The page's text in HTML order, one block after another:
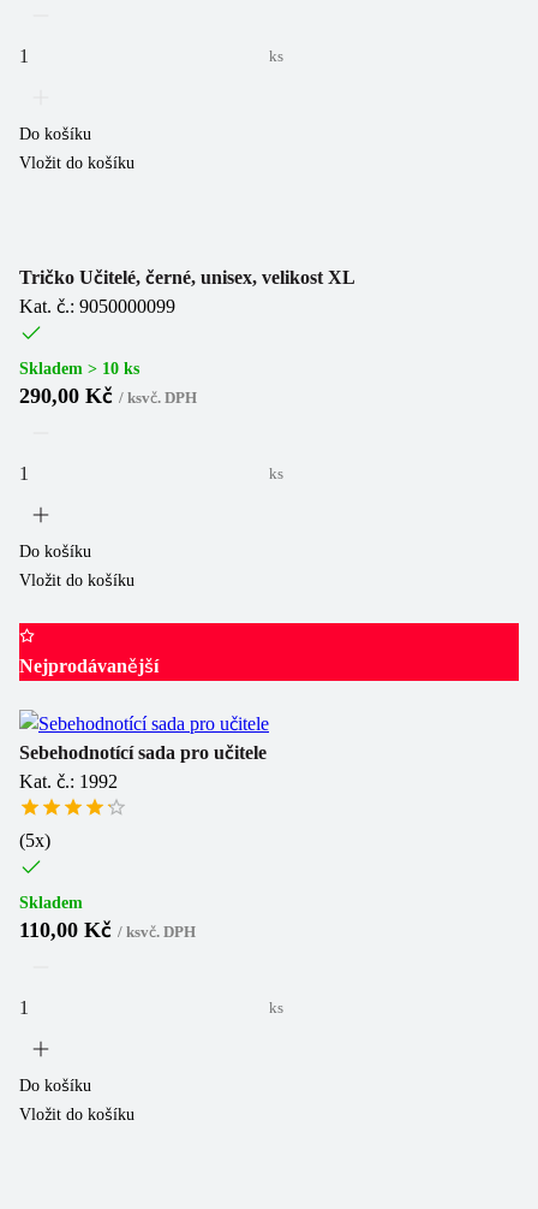
ks
Do košíku
Vložit do košíku
Tričko Učitelé, černé, unisex, velikost XL
Kat. č.: 9050000099
Skladem > 10 ks
290,00 Kč / ksvč. DPH
ks
Do košíku
Vložit do košíku
Nejprodávanější
Sebehodnotící sada pro učitele
Kat. č.: 1992
(5x)
Skladem
110,00 Kč / ksvč. DPH
ks
Do košíku
Vložit do košíku